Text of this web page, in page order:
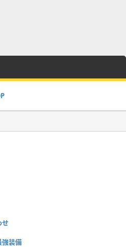
せ
強装備